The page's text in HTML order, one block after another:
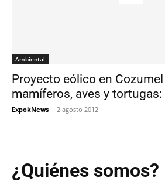
Ambiental
Proyecto eólico en
mamíferos, aves y
ExpokNews - 2 agosto 2012
¿Quiénes somos?